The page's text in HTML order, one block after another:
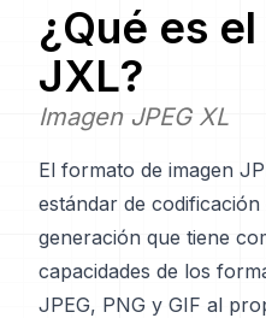
¿Qué es
JXL?
Imagen JPEG XL
El formato de imagen
estándar de
generación que tiene
capacidades de los
JPEG, PNG y GIF al